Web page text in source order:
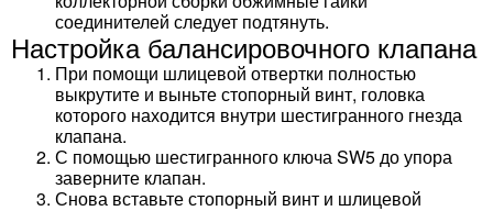
соединителей следует подтянуть.
Настройка балансировочного клапана
При помощи шлицевой отвертки полностью
выкрутите и выньте стопорный винт, головка
которого находится внутри шестигранного гнезда
клапана.
С помощью шестигранного ключа SW5 до упора
заверните клапан.
Снова вставьте стопорный винт и шлицевой